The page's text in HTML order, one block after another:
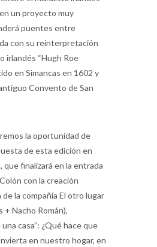
un proyecto muy
puentes entre
con su reinterpretación
irlandés “Hugh Roe
en Simancas en 1602 y
Convento de San
la oportunidad de
de esta edición en
que finalizará en la entrada
con la creación
la compañía El otro lugar
+ Nacho Román),
casa”: ¿Qué hace que
en nuestro hogar, en